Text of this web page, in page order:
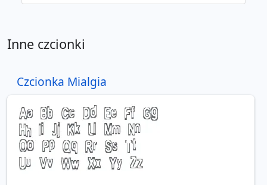
Inne czcionki
Czcionka Mialgia